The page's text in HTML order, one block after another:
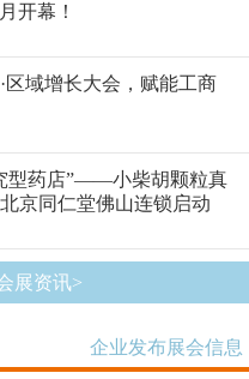
开幕！
区域增长大会，赋能工商
型药店”——小柴胡颗粒真
京同仁堂佛山连锁启动
展资讯>
企业发布展会信息